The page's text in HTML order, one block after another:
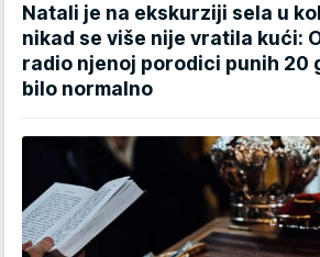
Natali je na ekskurziji sela u
nikad se više nije vratila kući:
radio njenoj porodici punih 20
bilo normalno